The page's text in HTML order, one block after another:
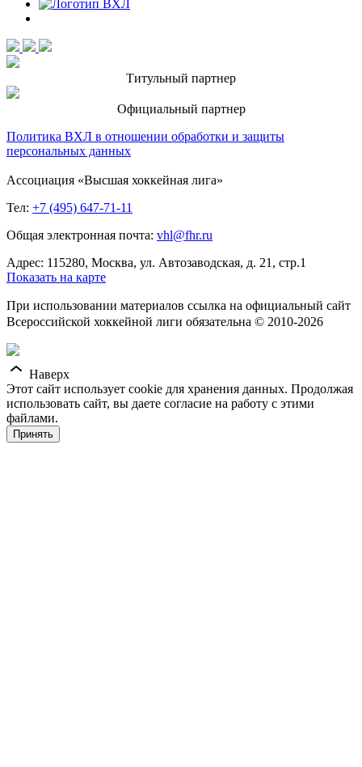
Титульный партнер
Официальный партнер
Политика ВХЛ в отношении обработки и защиты
персональных данных
Ассоциация «Высшая хоккейная лига»
Тел: +7 (495) 647-71-11
Общая электронная почта: vhl@fhr.ru
Адрес: 115280, Москва, ул. Автозаводская, д. 21, стр.1
Показать на карте
При использовании материалов ссылка на официальный сайт
Всероссийской хоккейной лиги обязательна © 2010-2026
Наверх
Этот сайт использует cookie для хранения данных. Продолжая
использовать сайт, вы даете согласие на работу с этими
файлами.
Принять